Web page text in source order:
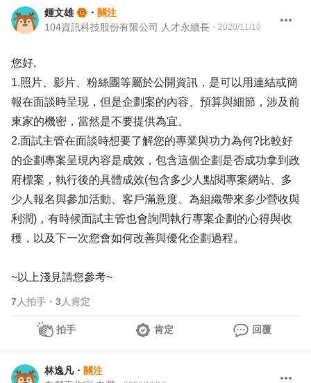
鍾文雄 ・ 關注
104資訊科技股份有限公司 人才永續長 ・ 2020/11/10
您好,
1.照片、影片、粉絲團等屬於公開資訊，是可以用連結或簡
報在面談時呈現，但是企劃案的內容、預算與細節，涉及前
東家的機密，當然是不要提供為宜。
2.面試主管在面談時想要了解您的專業與功力為何?比較好
的企劃專案呈現內容是成效，包含這個企劃是否成功拿到政
府標案，執行後的具體成效(包含多少人點閱專案網站、多
少人報名與參加活動、客戶滿意度、為組織帶來多少營收與
利潤)，有時候面試主管也會詢問執行專案企劃的心得與收
穫，以及下一次您會如何改善與優化企劃過程。
~以上淺見請您參考~
7 人拍手 ・ 3人肯定
拍手 肯定 回覆
林逸凡 ・ 關注